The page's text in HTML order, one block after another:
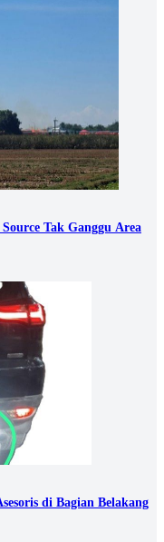
Tak Ganggu Area
di Bagian Belakang